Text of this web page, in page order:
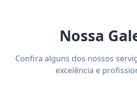
Nossa
Confira alguns dos nossos
excelência e